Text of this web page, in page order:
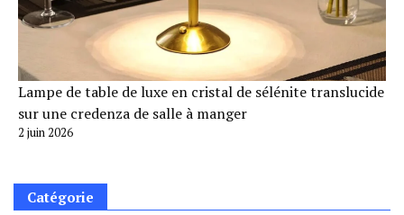
Lampe de table de luxe en cristal de sélénite translucide
sur une credenza de salle à manger
2 juin 2026
Catégorie